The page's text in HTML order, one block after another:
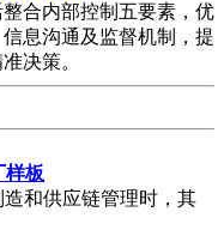
合内部控制五要素，优
息沟通及监督机制，提
决策。
样板
和供应链管理时，其